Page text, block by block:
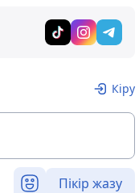
Кіру
Пікір жазу